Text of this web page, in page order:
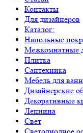
Контакты
Для дизайнеров
Каталог:
Напольные
Межкомнатные
Плитка
Сантехника
Мебель для
Дизайнерские
Декоративные
Лепнина
Свет